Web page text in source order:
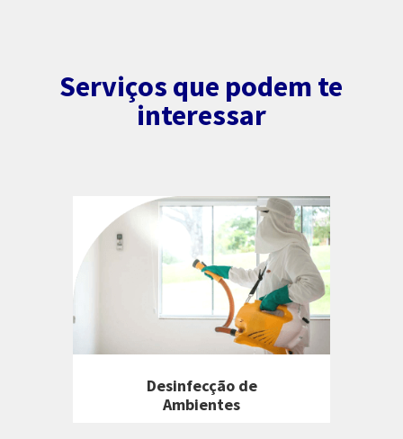
Serviços que podem te
interessar
Desinfecção de
Ambientes